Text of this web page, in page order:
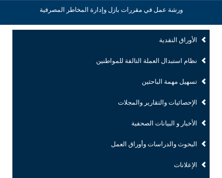
ورشة عمل في مقررات بازل وإدارة المخاطر المصرفية
الأوراق النقدية
نظام استبدال العملة التالفة للمواطنين
تسهيل مهمة الباحثين
الإحصائيات والتقارير والمجلات
الأخبار و البيانات الصحفية
البحوث والدراسات وأوراق العمل
الإعلانات